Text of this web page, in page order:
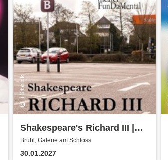
Shakespeare's Richard III |
Galerie am Schloss Brühl
Brühl, Galerie am Schloss
30.01.2027